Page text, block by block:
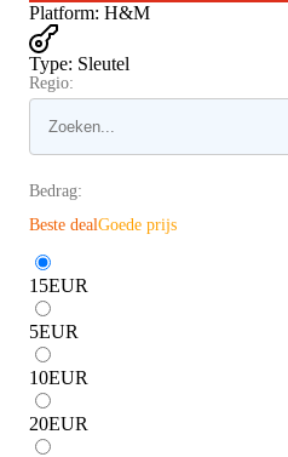
Platform: H&M
Type: Sleutel
Regio:
Bedrag:
Beste dealGoede prijs
15EUR
5EUR
10EUR
20EUR